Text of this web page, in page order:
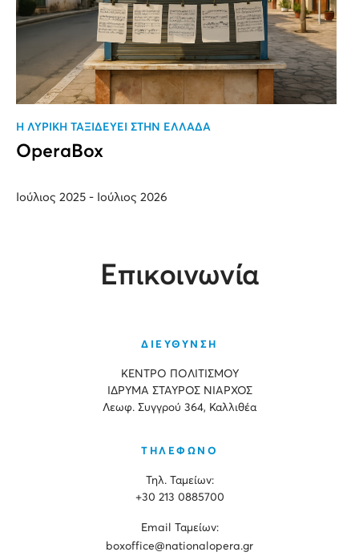
H ΛΥΡΙΚΗ ΤΑΞΙΔΕΥΕΙ ΣΤΗΝ ΕΛΛΑΔΑ
OperaBox
Ιούλιος 2025 - Ιούλιος 2026
Επικοινωνία
ΔΙΕΥΘΥΝΣΗ
ΚΕΝΤΡΟ ΠΟΛΙΤΙΣΜΟΥ
ΙΔΡΥΜΑ ΣΤΑΥΡΟΣ ΝΙΑΡΧΟΣ
Λεωφ. Συγγρού 364, Καλλιθέα
ΤΗΛΕΦΩΝΟ
Τηλ. Ταμείων:
+30 213 0885700
Εmail Ταμείων:
boxoffice@nationalopera.gr